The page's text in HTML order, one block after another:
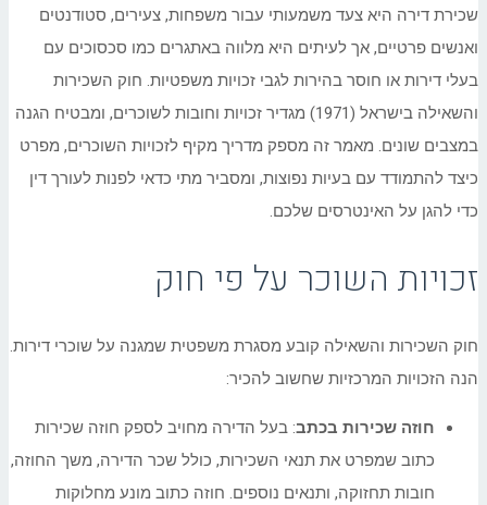
שכירת דירה היא צעד משמעותי עבור משפחות, צעירים, סטודנטים
ואנשים פרטיים, אך לעיתים היא מלווה באתגרים כמו סכסוכים עם
בעלי דירות או חוסר בהירות לגבי זכויות משפטיות. חוק השכירות
והשאילה בישראל (1971) מגדיר זכויות וחובות לשוכרים, ומבטיח הגנה
במצבים שונים. מאמר זה מספק מדריך מקיף לזכויות השוכרים, מפרט
כיצד להתמודד עם בעיות נפוצות, ומסביר מתי כדאי לפנות לעורך דין
כדי להגן על האינטרסים שלכם.
זכויות השוכר על פי חוק
חוק השכירות והשאילה קובע מסגרת משפטית שמגנה על שוכרי דירות.
הנה הזכויות המרכזיות שחשוב להכיר:
חוזה שכירות בכתב: בעל הדירה מחויב לספק חוזה שכירות
כתוב שמפרט את תנאי השכירות, כולל שכר הדירה, משך החוזה,
חובות תחזוקה, ותנאים נוספים. חוזה כתוב מונע מחלוקות